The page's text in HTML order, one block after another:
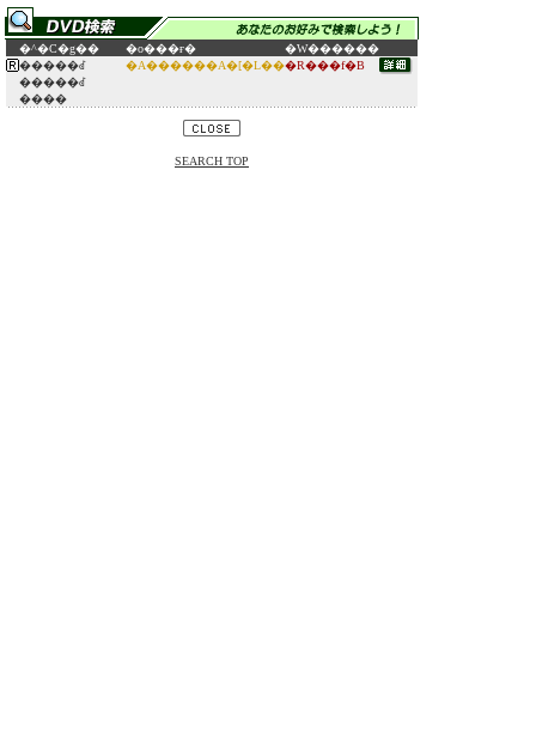
�^�C�g�� �o���ғ�
�W������
�����ꂽ
�����ꂽ
����
�A������A�[�L���R���f�B
SEARCH TOP